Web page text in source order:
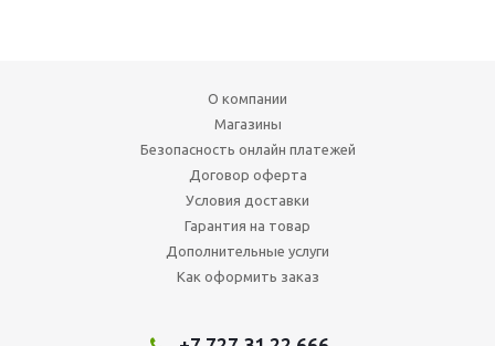
О компании
Магазины
Безопасность онлайн платежей
Договор оферта
Условия доставки
Гарантия на товар
Дополнительные услуги
Как оформить заказ